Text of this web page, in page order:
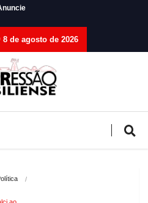
8 de agosto de 2026